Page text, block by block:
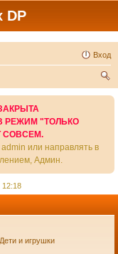
DP
Вход
РЕЖИМ "ТОЛЬКО
СОВСЕМ.
или направлять в
Админ.
12:18
Дети и игрушки